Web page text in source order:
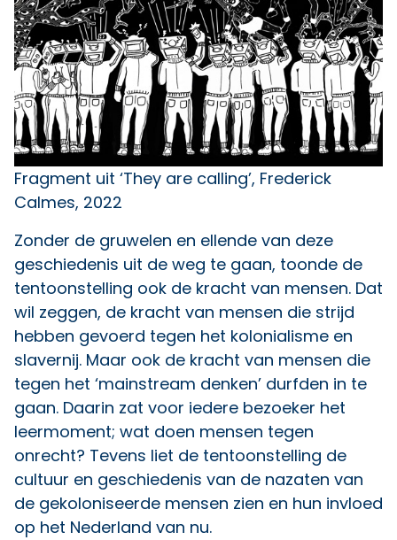
Fragment uit ‘They are calling’, Frederick
Calmes, 2022
Zonder de gruwelen en ellende van deze
geschiedenis uit de weg te gaan, toonde de
tentoonstelling ook de kracht van mensen. Dat
wil zeggen, de kracht van mensen die strijd
hebben gevoerd tegen het kolonialisme en
slavernij. Maar ook de kracht van mensen die
tegen het ‘mainstream denken’ durfden in te
gaan. Daarin zat voor iedere bezoeker het
leermoment; wat doen mensen tegen
onrecht? Tevens liet de tentoonstelling de
cultuur en geschiedenis van de nazaten van
de gekoloniseerde mensen zien en hun invloed
op het Nederland van nu.